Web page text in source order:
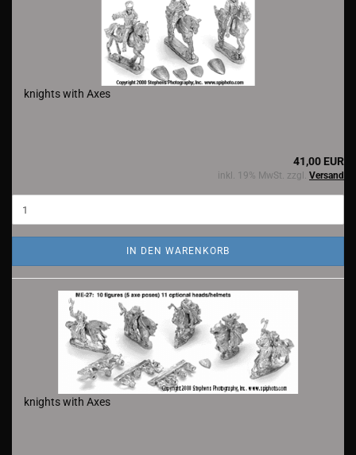
knights with Axes
41,00 EUR
inkl. 19% MwSt. zzgl. Versand
IN DEN WARENKORB
knights with Axes